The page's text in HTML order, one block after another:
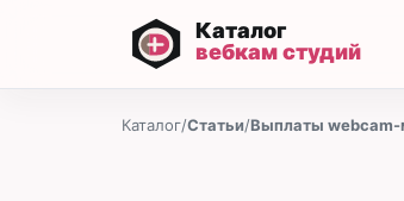
Каталог/Статьи/Выплаты